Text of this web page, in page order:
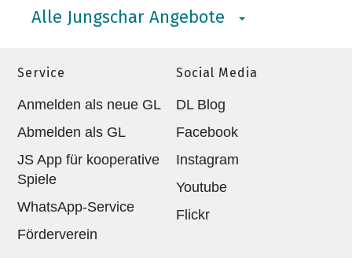
Alle Jungschar Angebote
Service
Anmelden als neue GL
Abmelden als GL
JS App für kooperative
Spiele
WhatsApp-Service
Förderverein
Social Media
DL Blog
Facebook
Instagram
Youtube
Flickr